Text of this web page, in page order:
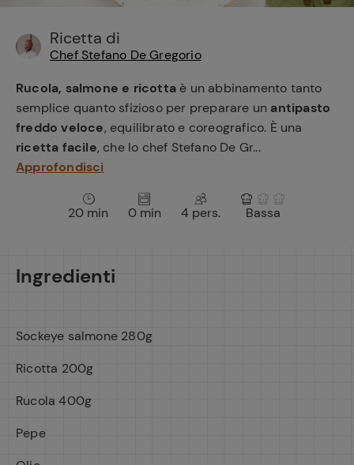
Ricetta di
Chef Stefano De Gregorio
Rucola, salmone e ricotta è un abbinamento tanto
semplice quanto sfizioso per preparare un antipasto
freddo veloce, equilibrato e coreografico. È una
ricetta facile, che lo chef Stefano De Gr...
Approfondisci
20 min 0 min 4 pers. Bassa
Ingredienti
Sockeye salmone 280g
Ricotta 200g
Rucola 400g
Pepe